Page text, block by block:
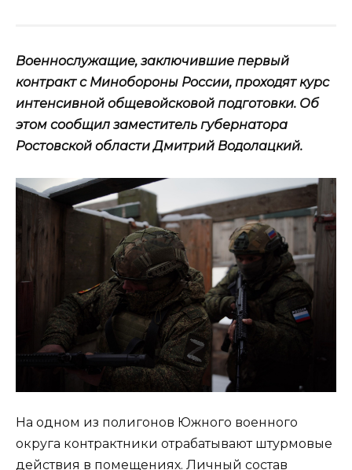
Военнослужащие, заключившие первый
контракт с Минобороны России, проходят курс
интенсивной общевойсковой подготовки. Об
этом сообщил заместитель губернатора
Ростовской области Дмитрий Водолацкий.
На одном из полигонов Южного военного
округа контрактники отрабатывают штурмовые
действия в помещениях. Личный состав